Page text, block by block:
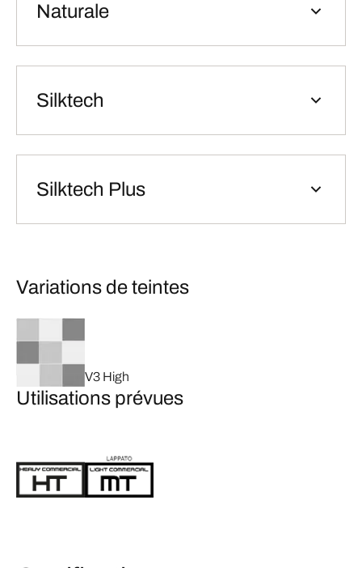
Naturale
Silktech
Silktech Plus
Variations de teintes
V3 High
Utilisations prévues